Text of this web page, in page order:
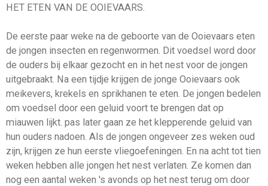
HET ETEN VAN DE OOIEVAARS.
De eerste paar weke na de geboorte van de Ooievaars eten
de jongen insecten en regenwormen. Dit voedsel word door
de ouders bij elkaar gezocht en in het nest voor de jongen
uitgebraakt. Na een tijdje krijgen de jonge Ooievaars ook
meikevers, krekels en sprikhanen te eten. De jongen bedelen
om voedsel door een geluid voort te brengen dat op
miauwen lijkt. pas later gaan ze het klepperende geluid van
hun ouders nadoen. Als de jongen ongeveer zes weken oud
zijn, krijgen ze hun eerste vliegoefeningen. En na acht tot tien
weken hebben alle jongen het nest verlaten. Ze komen dan
nog een aantal weken 's avonds op het nest terug om door